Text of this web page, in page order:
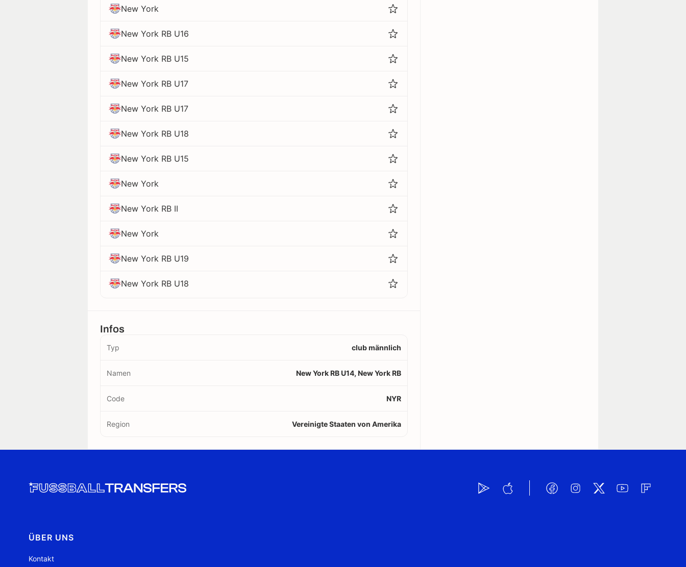
New York
New York RB U16
New York RB U15
New York RB U17
New York RB U17
New York RB U18
New York RB U15
New York
New York RB II
New York
New York RB U19
New York RB U18
Infos
Typ club männlich
Namen New York RB U14, New York RB
Code NYR
Region Vereinigte Staaten von Amerika
ÜBER UNS
Kontakt